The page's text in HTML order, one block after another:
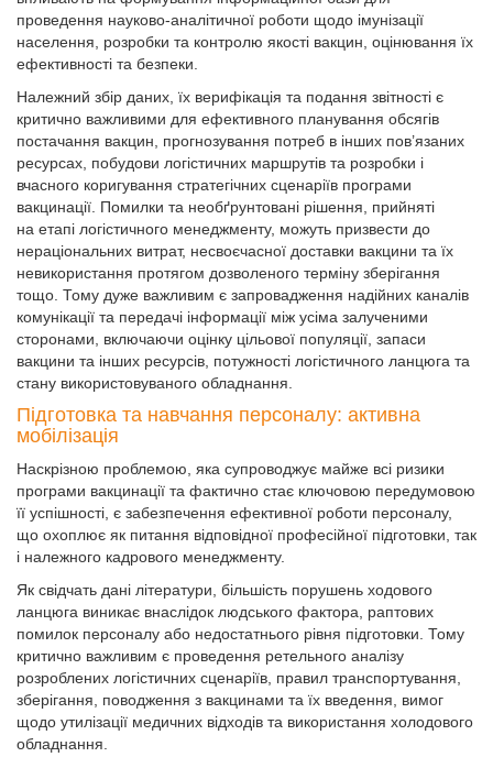
проведення науково-аналітичної роботи щодо імунізації
населення, розробки та контролю якості вакцин, оцінювання їх
ефективності та безпеки.
Належний збір даних, їх верифікація та подання звітності є
критично важливими для ефективного планування обсягів
постачання вакцин, прогнозування потреб в інших пов’язаних
ресурсах, побудови логістичних маршрутів та розробки і
вчасного коригування стратегічних сценаріїв програми
вакцинації. Помилки та необґрунтовані рішення, прийняті
на етапі логістичного менеджменту, можуть призвести до
нераціональних витрат, несвоєчасної доставки вакцини та їх
невикористання протягом дозволеного терміну зберігання
тощо. Тому дуже важливим є запровадження надійних каналів
комунікації та передачі інформації між усіма залученими
сторонами, включаючи оцінку цільової популяції, запаси
вакцини та інших ресурсів, потужності логістичного ланцюга та
стану використовуваного обладнання.
Підготовка та навчання персоналу: активна
мобілізація
Наскрізною проблемою, яка супроводжує майже всі ризики
програми вакцинації та фактично стає ключовою передумовою
її успішності, є забезпечення ефективної роботи персоналу,
що охоплює як питання відповідної професійної підготовки, так
і належного кадрового менеджменту.
Як свідчать дані літератури, більшість порушень ходового
ланцюга виникає внаслідок людського фактора, раптових
помилок персоналу або недостатнього рівня підготовки. Тому
критично важливим є проведення ретельного аналізу
розроблених логістичних сценаріїв, правил транспортування,
зберігання, поводження з вакцинами та їх введення, вимог
щодо утилізації медичних відходів та використання холодового
обладнання.